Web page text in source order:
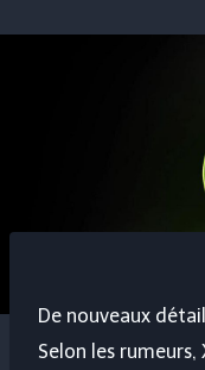
De nouveaux
Selon les